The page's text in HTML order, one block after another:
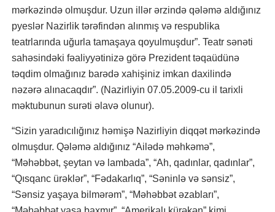
mərkəzində olmuşdur. Uzun illər ərzində qələmə aldığınız
pyeslər Nazirlik tərəfindən alınmış və respublika
teatrlarında uğurla tamaşaya qoyulmuşdur”. Teatr sənəti
sahəsindəki fəaliyyətinizə görə Prezident təqaüdünə
təqdim olmağınız barədə xahişiniz imkan daxilində
nəzərə alınacaqdır”. (Nazirliyin 07.05.2009-cu il tarixli
məktubunun surəti əlavə olunur).
“Sizin yaradıcılığınız həmişə Nazirliyin diqqət mərkəzində
olmuşdur. Qələmə aldığınız “Ailədə məhkəmə”,
“Məhəbbət, şeytan və lambada”, “Ah, qadınlar, qadınlar”,
“Qısqanc ürəklər”, “Fədakarlıq”, “Səninlə və sənsiz”,
“Sənsiz yaşaya bilmərəm”, “Məhəbbət əzabları”,